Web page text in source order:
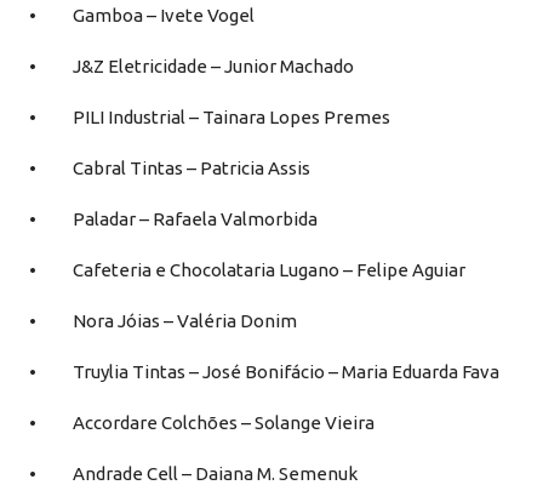
• Gamboa – Ivete Vogel
• J&Z Eletricidade – Junior Machado
• PILI Industrial – Tainara Lopes Premes
• Cabral Tintas – Patricia Assis
• Paladar – Rafaela Valmorbida
• Cafeteria e Chocolataria Lugano – Felipe Aguiar
• Nora Jóias – Valéria Donim
• Truylia Tintas – José Bonifácio – Maria Eduarda Fava
• Accordare Colchões – Solange Vieira
• Andrade Cell – Daiana M. Semenuk